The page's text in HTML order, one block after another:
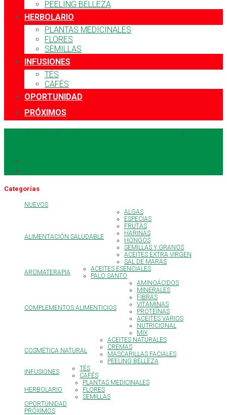
PEELING BELLEZA
HERBOLARIO
PLANTAS MEDICINALES
FLORES
SEMILLAS
INFUSIONES
TÉS
CAFÉS
OPORTUNIDAD
PRÓXIMOS
/ /
/
Categorías
NUEVOS
ALIMENTACIÓN SALUDABLE
ALGAS
ESPECIAS
FRUTAS
HARINAS
HONGOS
SEMILLAS Y GRANOS
ACEITES EXTRA VIRGEN
SAL DE MARAS
AROMATERAPIA
ACEITES ESENCIALES
PALO SANTO
COMPLEMENTOS ALIMENTICIOS
AMINOÁCIDOS
MINERALES
FIBRAS
VITAMINAS
PROTEÍNAS
ACEITES VARIOS
NUTRICIONAL
MIX
COSMÉTICA NATURAL
ACEITES NATURALES
CREMAS
MASCARILLAS FACIALES
PEELING BELLEZA
INFUSIONES
TÉS
CAFÉS
HERBOLARIO
PLANTAS MEDICINALES
FLORES
SEMILLAS
OPORTUNIDAD
PRÓXIMOS